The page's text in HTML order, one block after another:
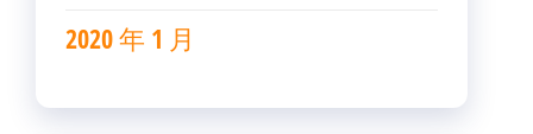
2020 年 1 月